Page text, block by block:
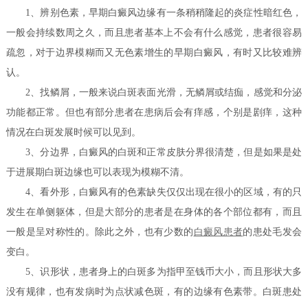
1、辨别色素，早期白癜风边缘有一条稍稍隆起的炎症性暗红色，
一般会持续数周之久，而且患者基本上不会有什么感觉，患者很容易
疏忽，对于边界模糊而又无色素增生的早期白癜风，有时又比较难辨
认。
2、找鳞屑，一般来说白斑表面光滑，无鳞屑或结痂，感觉和分泌
功能都正常。但也有部分患者在患病后会有痒感，个别是剧痒，这种
情况在白斑发展时候可以见到。
3、分边界，白癜风的白斑和正常皮肤分界很清楚，但是如果是处
于进展期白斑边缘也可以表现为模糊不清。
4、看外形，白癜风有的色素缺失仅仅出现在很小的区域，有的只
发生在单侧躯体，但是大部分的患者是在身体的各个部位都有，而且
一般是呈对称性的。除此之外，也有少数的 白癜风患者的患处毛发会
变白。
5、识形状，患者身上的白斑多为指甲至钱币大小，而且形状大多
没有规律，也有发病时为点状减色斑，有的边缘有色素带。白斑患处